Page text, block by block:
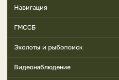
Навигация
ГМССБ
Эхолоты и рыбопоиск
Видеонаблюдение